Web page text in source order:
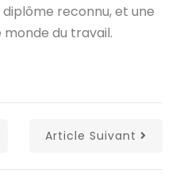
reconnu, et une
du travail.
Article Suivant